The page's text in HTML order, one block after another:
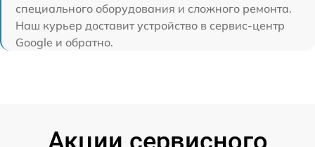
специального оборудования и сложного ремонта.
Наш курьер доставит устройство в сервис-центр
Google и обратно.